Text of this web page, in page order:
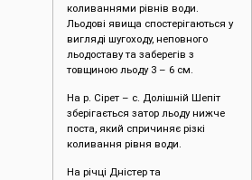
коливаннями рівнів води.
Льодові явища спостерігаються у
вигляді шугоходу, неповного
льодоставу та заберегів з
товщиною льоду 3 – 6 см.
На р. Сірет – с. Долішній Шепіт
зберігається затор льоду нижче
поста, який спричиняє різкі
коливання рівня води.
На річці Дністер та